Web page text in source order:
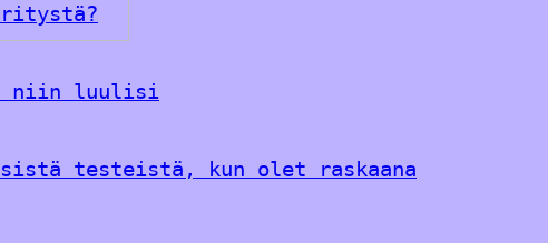
niin luulisi
testeistä, kun olet raskaana